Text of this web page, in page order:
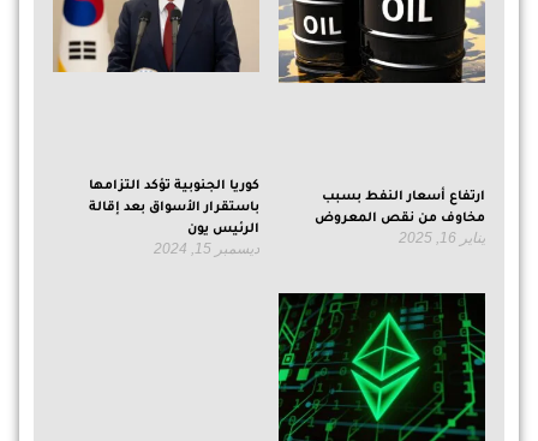
ارتفاع أسعار النفط بسبب
مخاوف من نقص المعروض
يناير 16, 2025
كوريا الجنوبية تؤكد التزامها
باستقرار الأسواق بعد إقالة
الرئيس يون
ديسمبر 15, 2024